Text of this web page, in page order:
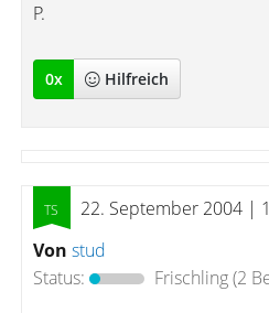
P.
0x Hilfreich
22. September 2004 |
Von stud
Status:
Frischling(2